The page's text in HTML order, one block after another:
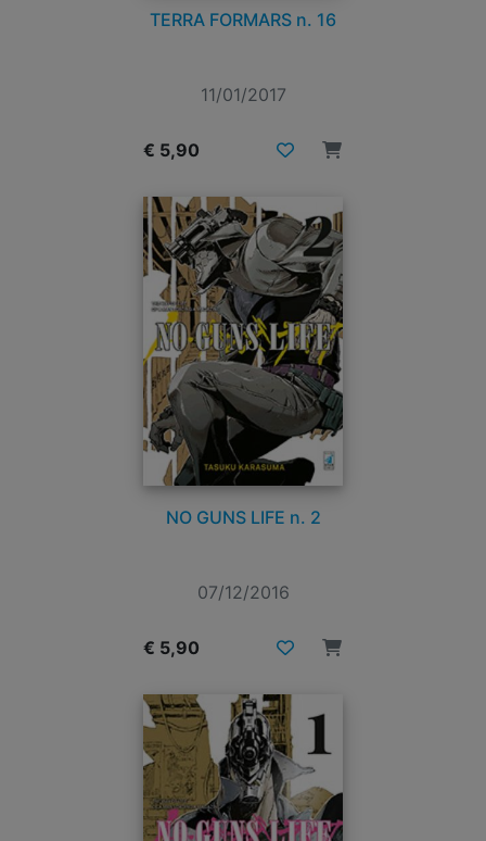
TERRA FORMARS n. 16
11/01/2017
€ 5,90
NO GUNS LIFE n. 2
07/12/2016
€ 5,90